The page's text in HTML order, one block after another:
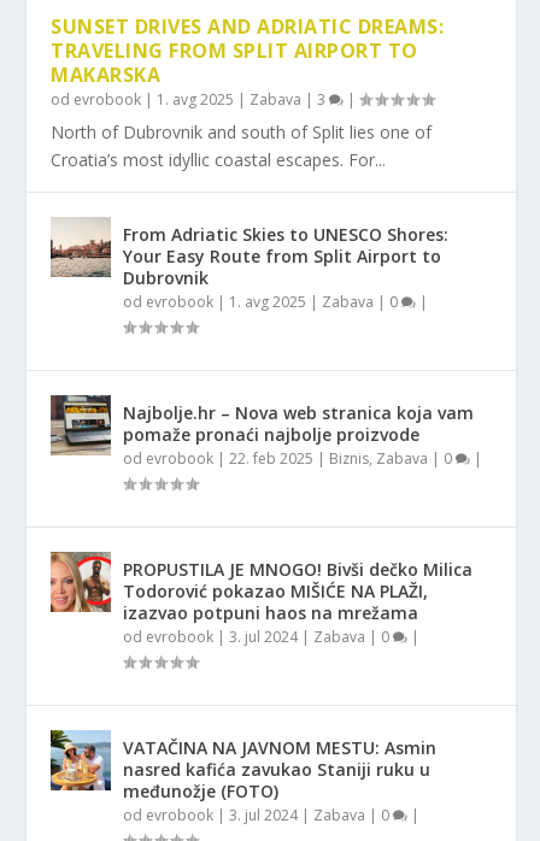
SUNSET DRIVES AND ADRIATIC DREAMS:
TRAVELING FROM SPLIT AIRPORT TO
MAKARSKA
od evrobook | 1. avg 2025 | Zabava |3 |
North of Dubrovnik and south of Split lies one of
Croatia’s most idyllic coastal escapes. For...
From Adriatic Skies to UNESCO Shores:
Your Easy Route from Split Airport to
Dubrovnik
od evrobook | 1. avg 2025 | Zabava | 0 |
Najbolje.hr – Nova web stranica koja vam
pomaže pronaći najbolje proizvode
od evrobook |22. feb 2025 | Biznis, Zabava | 0 |
PROPUSTILA JE MNOGO! Bivši dečko Milica
Todorović pokazao MIŠIĆE NA PLAŽI,
izazvao potpuni haos na mrežama
od evrobook |3. jul 2024| Zabava | 0 |
VATAČINA NA JAVNOM MESTU: Asmin
nasred kafića zavukao Staniji ruku u
međunožje (FOTO)
od evrobook |3. jul 2024| Zabava | 0 |